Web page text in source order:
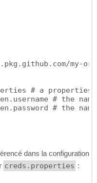
my-
# a
# the
# the
# optional, defaults
dans la configuration
creds.properties :